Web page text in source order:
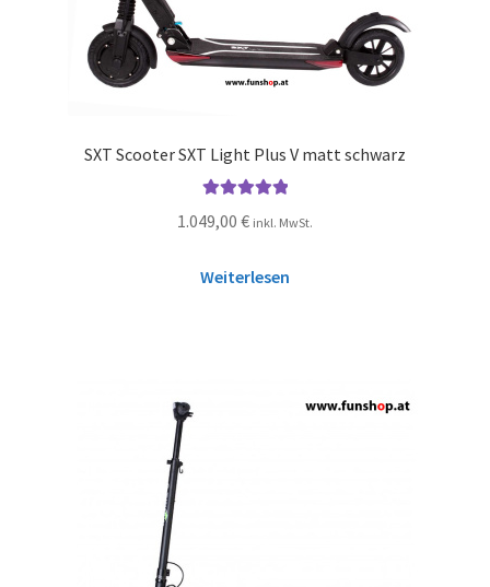
SXT Scooter SXT Light Plus V matt schwarz
5.00
1.049,00 € inkl. MwSt.
Weiterlesen